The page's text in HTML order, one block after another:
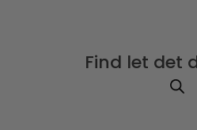
Find let det